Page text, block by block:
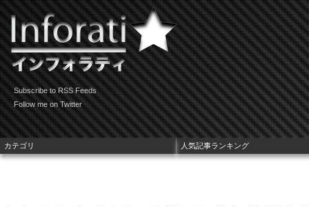
Subscribe to RSS Feeds
Follow me on Twitter
カテゴリ 人気記事ランキング